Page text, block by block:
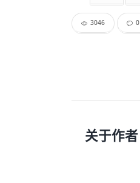
3046 0
关于作者